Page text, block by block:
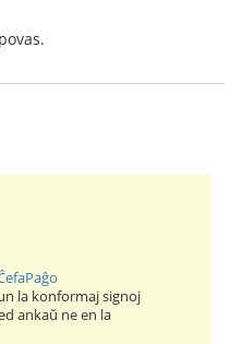
la konformaj signoj
ankaŭ ne en la